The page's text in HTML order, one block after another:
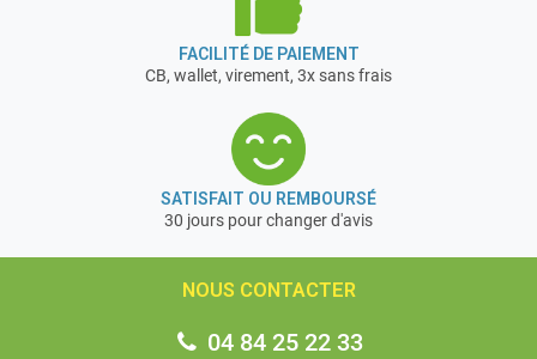
FACILITÉ DE PAIEMENT
CB, wallet, virement, 3x sans frais
SATISFAIT OU REMBOURSÉ
30 jours pour changer d'avis
NOUS CONTACTER
04 84 25 22 33